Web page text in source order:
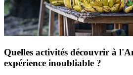
Quelles activités découvrir à
expérience inoubliable ?